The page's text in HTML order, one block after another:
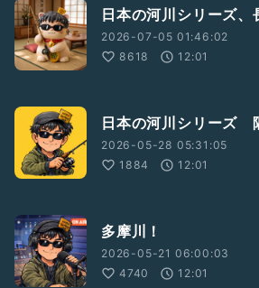
#寝る前にオススメ
#作業しながら
#豆知識
#雑学
日本の河川シリーズ、
2026-07-05 01:46:02
8618
12:01
日本の河川シリーズ
2026-05-28 05:31:05
1884
12:01
多摩川！
2026-05-21 06:00:03
4740
12:01